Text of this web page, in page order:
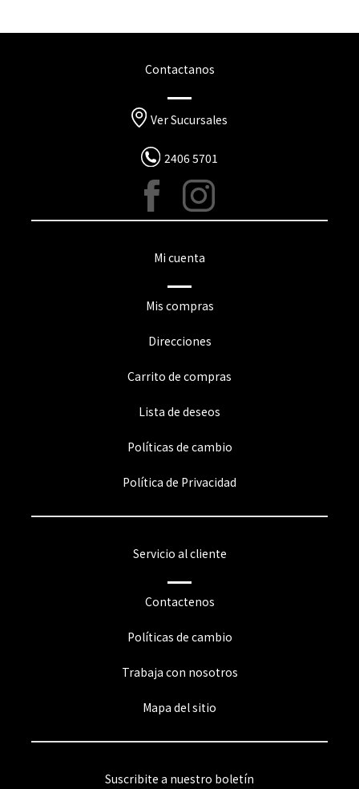
Contactanos
Ver Sucursales
2406 5701
Mi cuenta
Mis compras
Direcciones
Carrito de compras
Lista de deseos
Políticas de cambio
Política de Privacidad
Servicio al cliente
Contactenos
Políticas de cambio
Trabaja con nosotros
Mapa del sitio
Suscribite a nuestro boletín